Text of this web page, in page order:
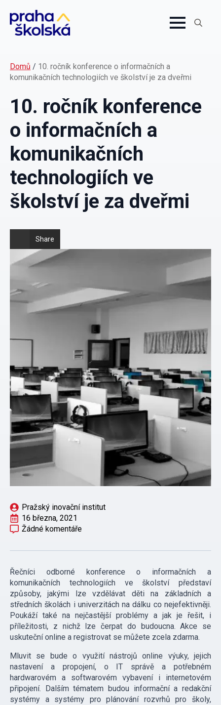
Domů / 10. ročník konference o informačních a
komunikačních technologiích ve školství je za dveřmi
10. ročník konference
o informačních a
komunikačních
technologiích ve
školství je za dveřmi
Share
Pražský inovační institut
16 března, 2021
Žádné komentáře
Řečníci odborné konference o informačních a
komunikačních technologiích ve školství představí
způsoby, jakými lze vzdělávat děti na základních a
středních školách i univerzitách na dálku co nejefektivněji.
Poukáží také na nejčastější problémy a jak je řešit, i
příležitosti, z nichž lze čerpat do budoucna. Akce se
uskuteční online a registrovat se můžete zcela zdarma.
Mluvit se bude o využití nástrojů online výuky, jejich
nastavení a propojení, o IT správě a potřebném
hardwarovém a softwarovém vybavení i internetovém
připojení. Dalším tématem budou informační a redakční
systémy a systémy pro plánování rozvrhů pro školy,